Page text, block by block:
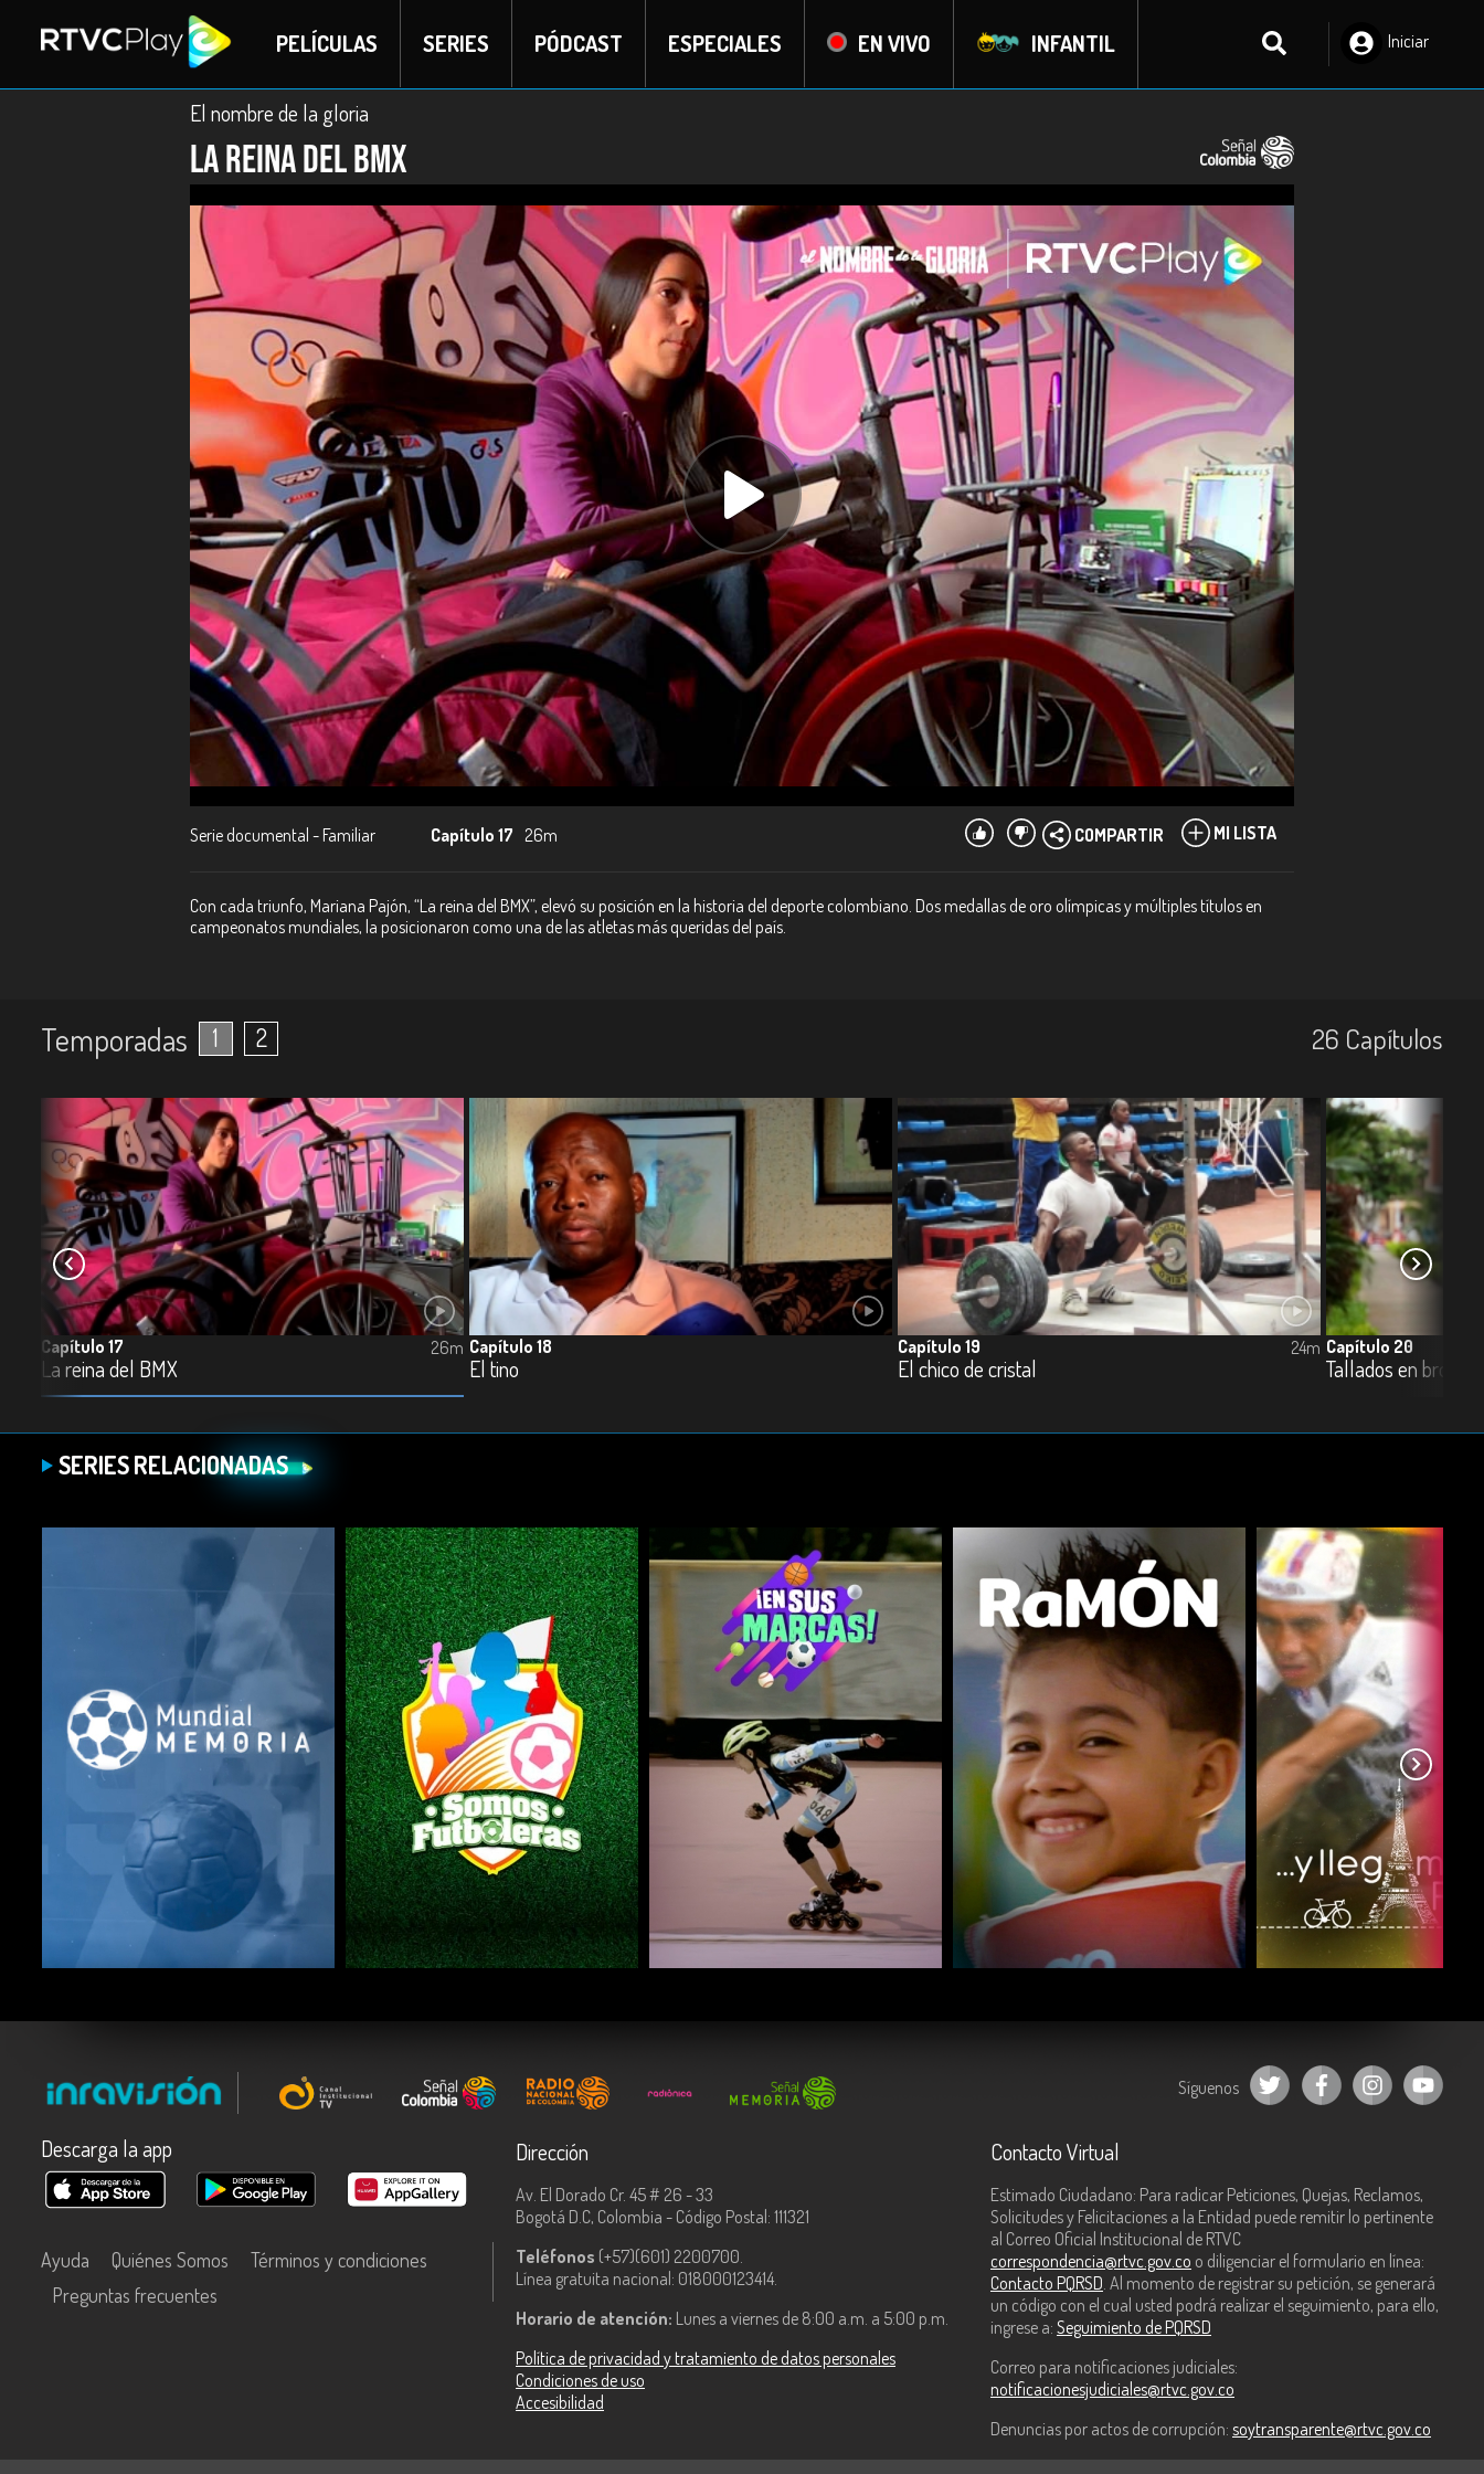
PELÍCULAS SERIES PÓDCAST ESPECIALES EN VIVO INFANTIL
Iniciar
El nombre de la gloria
La reina del BMX
Serie documental - Familiar Capítulo 17 26m MI LISTA
COMPARTIR
Con cada triunfo, Mariana Pajón, “La reina del BMX”, elevó su posición en la historia del deporte colombiano. Dos medallas de oro olímpicas y múltiples títulos en
campeonatos mundiales, la posicionaron como una de las atletas más queridas del país.
Temporadas 1 2 26 Capí­tulos
Capítulo 17
La reina del BMX
26m Capítulo 18
El tino
Capítulo 19
El chico de cristal
24m Capítulo 20
Tallados en bronce
SERIES RELACIONADAS
COMPARTIR COMPARTIR COMPARTIR COMPARTIR
Síguenos
Descarga la app
Ayuda Quiénes Somos
Términos y condiciones
Preguntas frecuentes
Dirección
Av. El Dorado Cr. 45 # 26 - 33
Bogotá D.C, Colombia - Código Postal: 111321
Teléfonos (+57)(601) 2200700.
Línea gratuita nacional: 018000123414.
Horario de atención: Lunes a viernes de 8:00 a.m. a 5:00 p.m.
Política de privacidad y tratamiento de datos personales
Condiciones de uso
Accesibilidad
Contacto Virtual
Estimado Ciudadano: Para radicar Peticiones, Quejas, Reclamos,
Solicitudes y Felicitaciones a la Entidad puede remitir lo pertinente
al Correo Oficial Institucional de RTVC
correspondencia@rtvc.gov.co o diligenciar el formulario en línea:
Contacto PQRSD . Al momento de registrar su petición, se generará
un código con el cual usted podrá realizar el seguimiento, para ello,
ingrese a: Seguimiento de PQRSD
Correo para notificaciones judiciales:
notificacionesjudiciales@rtvc.gov.co
Denuncias por actos de corrupción: soytransparente@rtvc.gov.co